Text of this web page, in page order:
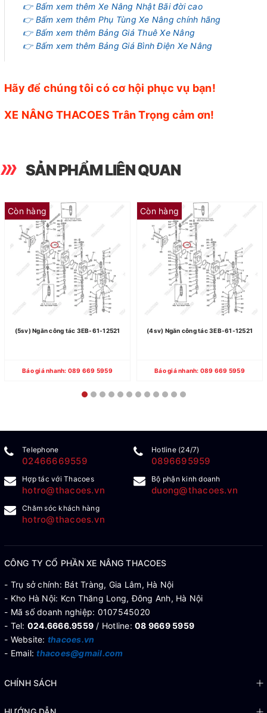
👉 Bấm xem thêm Xe Nâng Nhật Bãi đời cao
👉 Bấm xem thêm Phụ Tùng Xe Nâng chính hãng
👉 Bấm xem thêm Bảng Giá Thuê Xe Nâng
👉 Bấm xem thêm Bảng Giá Bình Điện Xe Nâng
Hãy để chúng tôi có cơ hội phục vụ bạn!
XE NÂNG THACOES Trân Trọng cảm ơn!
SẢN PHẨM LIÊN QUAN
Còn hàng
(5sv) Ngăn công tác 3EB-61-12521
Báo giá nhanh: 089 669 5959
Còn hàng
(4sv) Ngăn công tác 3EB-61-12521
Báo giá nhanh: 089 669 5959
Telephone
02466669559
Hotline (24/7)
0896695959
Hợp tác với Thacoes
hotro@thacoes.vn
Bộ phận kinh doanh
duong@thacoes.vn
Chăm sóc khách hàng
hotro@thacoes.vn
CÔNG TY CỔ PHẦN XE NÂNG THACOES
- Trụ sở chính: Bát Tràng, Gia Lâm, Hà Nội
- Kho Hà Nội: Kcn Thăng Long, Đông Anh, Hà Nội
- Mã số doanh nghiệp: 0107545020
- Tel: 024.6666.9559 / Hotline: 08 9669 5959
- Website: thacoes.vn
- Email:thacoes@gmail.com
CHÍNH SÁCH